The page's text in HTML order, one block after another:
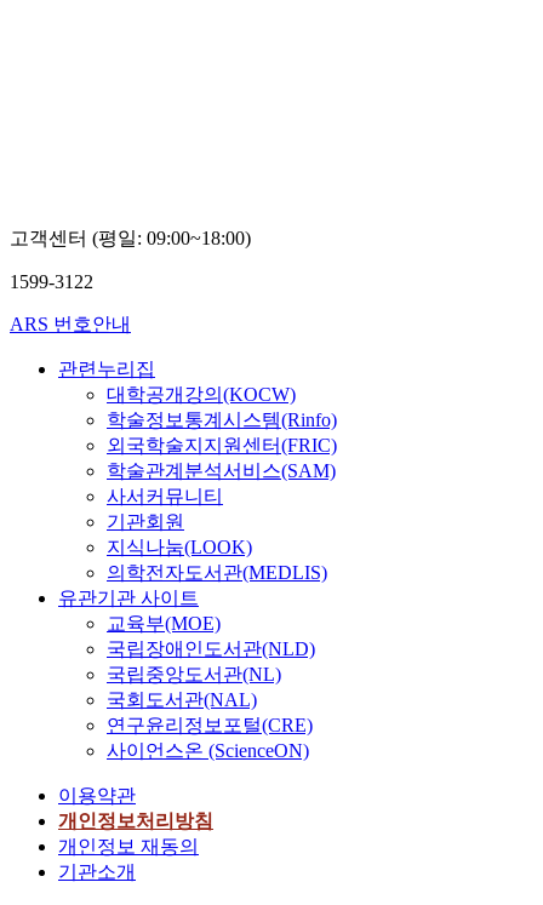
고객센터 (평일: 09:00~18:00)
1599-3122
ARS 번호안내
관련누리집
대학공개강의(KOCW)
학술정보통계시스템(Rinfo)
외국학술지지원센터(FRIC)
학술관계분석서비스(SAM)
사서커뮤니티
기관회원
지식나눔(LOOK)
의학전자도서관(MEDLIS)
유관기관 사이트
교육부(MOE)
국립장애인도서관(NLD)
국립중앙도서관(NL)
국회도서관(NAL)
연구윤리정보포털(CRE)
사이언스온 (ScienceON)
이용약관
개인정보처리방침
개인정보 재동의
기관소개